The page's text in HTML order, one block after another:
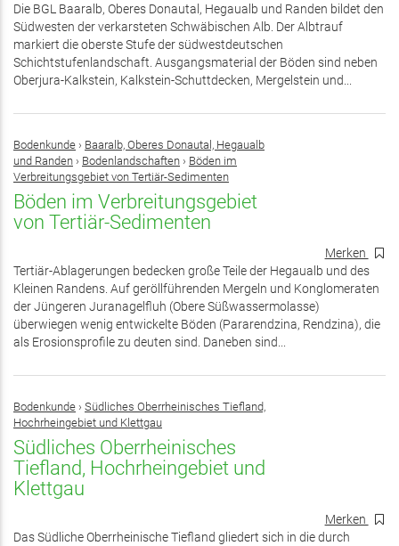
Die BGL Baaralb, Oberes Donautal, Hegaualb und Randen bildet den
Südwesten der verkarsteten Schwäbischen Alb. Der Albtrauf
markiert die oberste Stufe der südwestdeutschen
Schichtstufenlandschaft. Ausgangsmaterial der Böden sind neben
Oberjura-Kalkstein, Kalkstein-Schuttdecken, Mergelstein und...
Bodenkunde › Baaralb, Oberes Donautal, Hegaualb
und Randen › Bodenlandschaften › Böden im
Verbreitungsgebiet von Tertiär-Sedimenten
Böden im Verbreitungsgebiet
von Tertiär-Sedimenten
Merken
Tertiär-Ablagerungen bedecken große Teile der Hegaualb und des
Kleinen Randens. Auf geröllführenden Mergeln und Konglomeraten
der Jüngeren Juranagelfluh (Obere Süßwassermolasse)
überwiegen wenig entwickelte Böden (Pararendzina, Rendzina), die
als Erosionsprofile zu deuten sind. Daneben sind...
Bodenkunde › Südliches Oberrheinisches Tiefland,
Hochrheingebiet und Klettgau
Südliches Oberrheinisches
Tiefland, Hochrheingebiet und
Klettgau
Merken
Das Südliche Oberrheinische Tiefland gliedert sich in die durch